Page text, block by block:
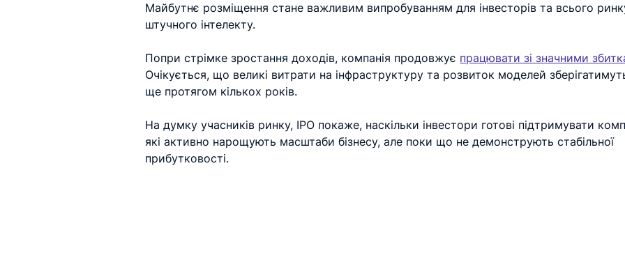
Майбутнє розміщення стане важливим випробуванням для інвесторів та всього
штучного інтелекту.
Попри стрімке зростання доходів, компанія продовжує працювати зі значними
Очікується, що великі витрати на інфраструктуру та розвиток моделей
ще протягом кількох років.
На думку учасників ринку, IPO покаже, наскільки інвестори готові підтримувати
які активно нарощують масштаби бізнесу, але поки що не демонструють стабільної
прибутковості.